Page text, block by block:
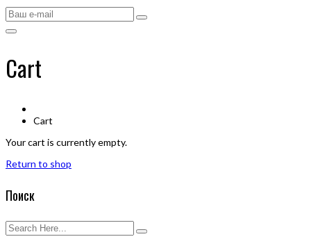
Cart
Cart
Your cart is currently empty.
Return to shop
Поиск